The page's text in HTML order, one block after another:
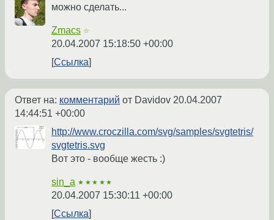
можно сделать...
Zmacs ☆
20.04.2007 15:18:50 +00:00
Ссылка
Ответ на: комментарий от Davidov 20.04.2007
14:44:51 +00:00
http://www.croczilla.com/svg/samples/svgtetris/
svgtetris.svg
Вот это - вообще жесть :)
sin_a ★★★★★
20.04.2007 15:30:11 +00:00
Ссылка